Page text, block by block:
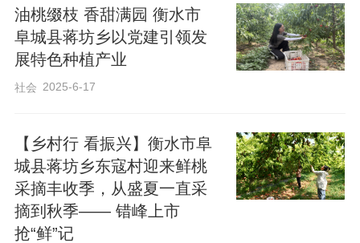
党建引领，积极响应国家乡村振兴战略，
利用东伊村股份经济合作社，集中流转农
户土地，构建“党支部+合作社+农户”联动
机制，推动油菜花规模化种植，实现了农
社是村级集体经济组织，负责油菜花的种
植经营以及销售工作，农户不仅可以获得
流转费还可到合作社打零工，实现家门口
就业。
油桃缀枝 香甜满园 衡水市
阜城县蒋坊乡以党建引领发
展特色种植产业
社会 2025-6-17
【乡村行 看振兴】衡水市阜
城县蒋坊乡东寇村迎来鲜桃
采摘丰收季，从盛夏一直采
摘到秋季—— 错峰上市
抢“鲜”记